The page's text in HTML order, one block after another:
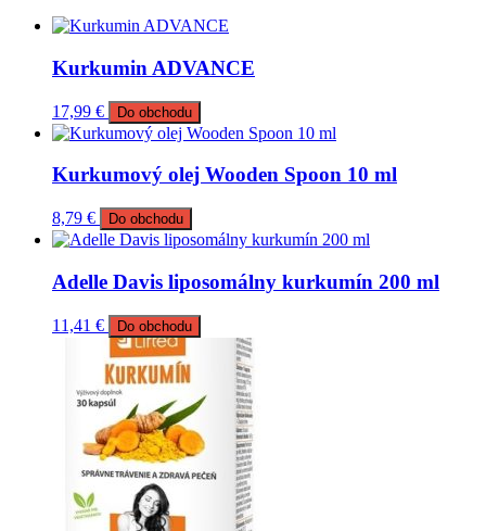
Kurkumin ADVANCE
17,99 € Do obchodu
Kurkumový olej Wooden Spoon 10 ml
8,79 € Do obchodu
Adelle Davis liposomálny kurkumín 200 ml
11,41 € Do obchodu